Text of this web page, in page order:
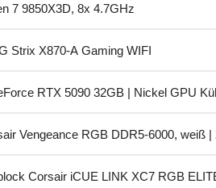
7 9850X3D, 8x 4.7GHz
Strix X870-A Gaming WIFI
RTX 5090 32GB | Nickel GPU
Vengeance RGB DDR5-6000, weiß |
Corsair iCUE LINK XC7 RGB